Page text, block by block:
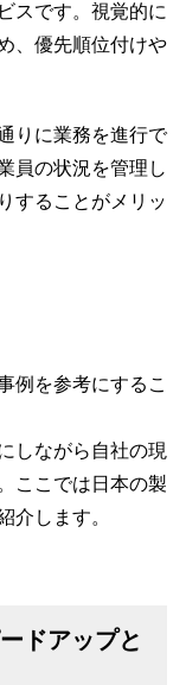
スです。視覚的に
、優先順位付けや
りに業務を進行で
員の状況を管理し
することがメリッ
例を参考にするこ
しながら自社の現
ここでは日本の製
介します。
ドアップと